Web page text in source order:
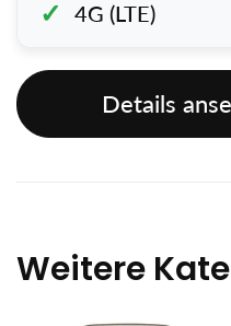
4G (LTE)
Details
Weitere